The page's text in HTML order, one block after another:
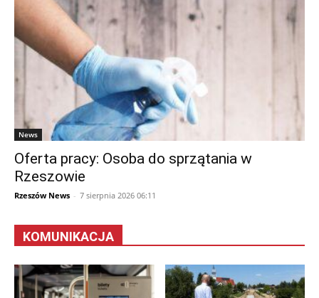
News
Oferta pracy: Osoba do sprzątania w
Rzeszowie
Rzeszów News - 7 sierpnia 2026 06:11
KOMUNIKACJA